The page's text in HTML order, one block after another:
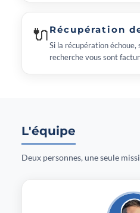
🔌 Récupération
Si la récupération échoue,
recherche vous sont
L'équipe
Deux personnes, une seule